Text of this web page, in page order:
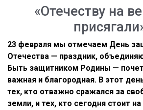
«Отечеству на
23 февраля мы отмечаем День
Отечества — праздник,
Быть защитником Родины —
важная и благородная. В этот
тех, кто отважно сражался за
земли, и тех, кто сегодня стоит